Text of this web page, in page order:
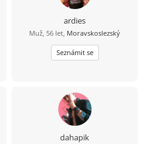
ardies
Muž, 56 let, Moravskoslezský
Seznámit se
dahapik